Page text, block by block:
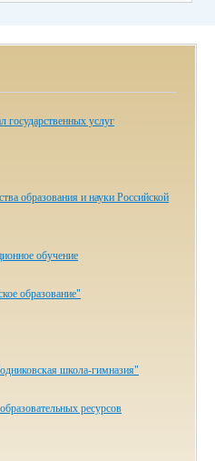
государственных услуг
образования и науки Российской
обучение
образование"
школа-гимназия"
ресурсов